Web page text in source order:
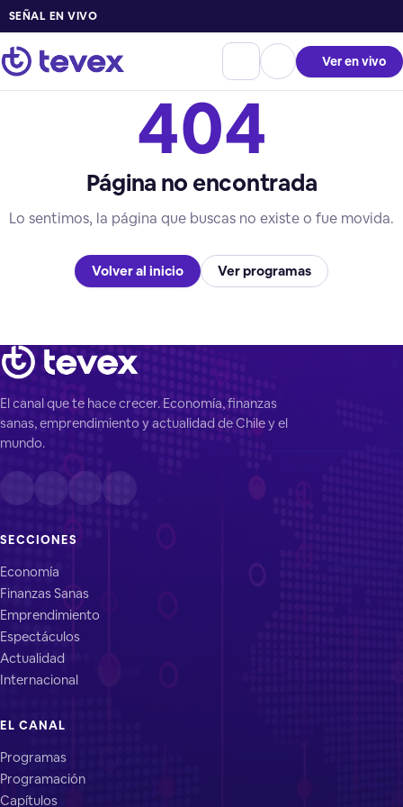
SEÑAL EN VIVO
Ver en vivo
404
Página no encontrada
Lo sentimos, la página que buscas no existe o fue movida.
Volver al inicio Ver programas
El canal que te hace crecer. Economía, finanzas
sanas, emprendimiento y actualidad de Chile y el
mundo.
SECCIONES
Economía
Finanzas Sanas
Emprendimiento
Espectáculos
Actualidad
Internacional
EL CANAL
Programas
Programación
Capítulos